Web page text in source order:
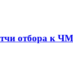
отбора к